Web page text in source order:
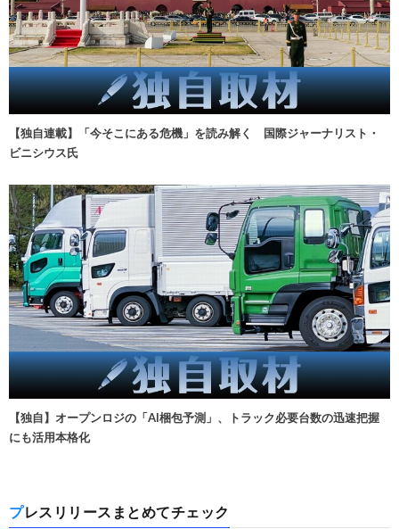
【独自連載】「今そこにある危機」を読み解く 国際ジャーナリスト・
ビニシウス氏
【独自】オープンロジの「AI梱包予測」、トラック必要台数の迅速把握
にも活用本格化
プレスリリースまとめてチェック